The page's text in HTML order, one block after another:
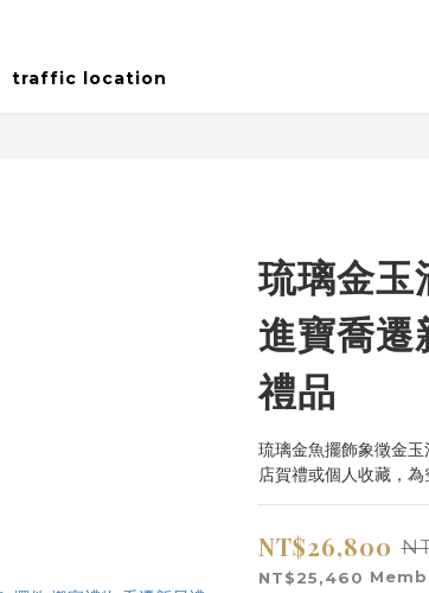
traffic location
琉璃金玉
進寶喬遷
禮品
琉璃金魚擺飾象徵金
店賀禮或個人收藏，為
NT$26,800
NT$25,460